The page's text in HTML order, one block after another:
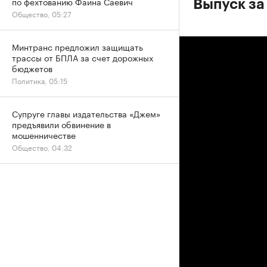
Выпуск
Общество, 05:27
Минтранс предложил защищать
трассы от БПЛА за счет дорожных
бюджетов
Политика, 05:15
Супруге главы издательства «Джем»
предъявили обвинение в
мошенничестве
Общество, 04:32